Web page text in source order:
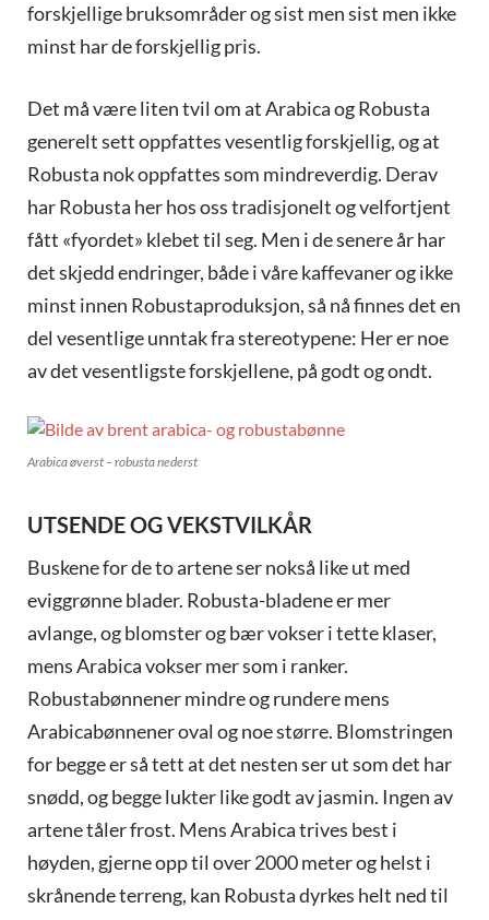
forskjellige bruksområder og sist men sist men ikke
minst har de forskjellig pris.
Det må være liten tvil om at Arabica og Robusta
generelt sett oppfattes vesentlig forskjellig, og at
Robusta nok oppfattes som mindreverdig. Derav
har Robusta her hos oss tradisjonelt og velfortjent
fått «fyordet» klebet til seg. Men i de senere år har
det skjedd endringer, både i våre kaffevaner og ikke
minst innen Robustaproduksjon, så nå finnes det en
del vesentlige unntak fra stereotypene: Her er noe
av det vesentligste forskjellene, på godt og ondt.
Arabica øverst – robusta nederst
UTSENDE OG VEKSTVILKÅR
Buskene for de to artene ser nokså like ut med
eviggrønne blader. Robusta-bladene er mer
avlange, og blomster og bær vokser i tette klaser,
mens Arabica vokser mer som i ranker.
Robustabønnener mindre og rundere mens
Arabicabønnener oval og noe større. Blomstringen
for begge er så tett at det nesten ser ut som det har
snødd, og begge lukter like godt av jasmin. Ingen av
artene tåler frost. Mens Arabica trives best i
høyden, gjerne opp til over 2000 meter og helst i
skrånende terreng, kan Robusta dyrkes helt ned til